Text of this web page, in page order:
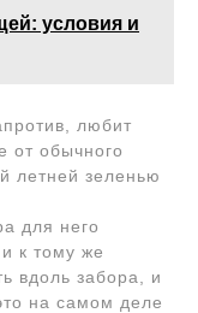
условия и
любит
от обычного
летней зеленью
для него
к тому же
вдоль забора, и
на самом деле